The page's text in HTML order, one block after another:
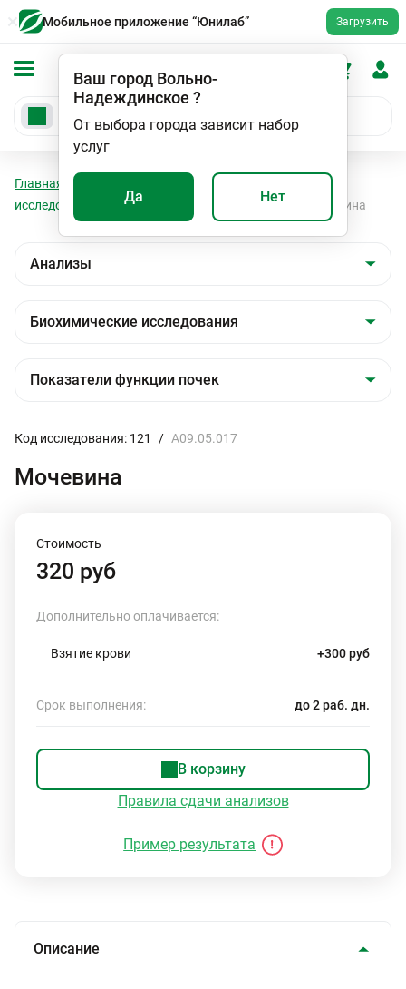
Мобильное приложение “Юнилаб” Загрузить
Ваш город Вольно-
Надеждинское ?
От выбора города зависит набор
услуг
Да Нет
Главная Анализы
исследования
Показатели функции почек Мочевина
Код исследования: 121 / A09.05.017
Мочевина
Стоимость
320 руб
Дополнительно оплачивается:
Взятие крови +300 руб
Срок выполнения: до 2 раб. дн.
В корзину
Правила сдачи анализов
Пример результата
Описание